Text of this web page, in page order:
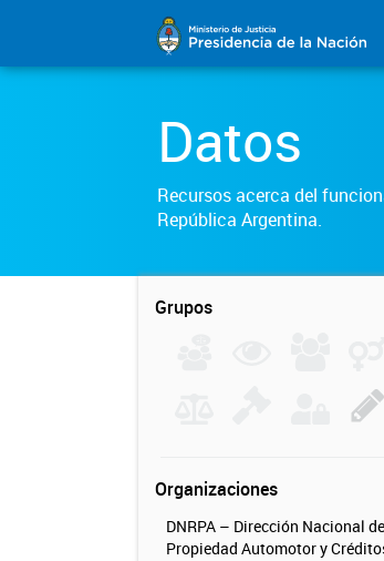
Datos
Recursos acerca del
República Argentina.
Grupos
Organizaciones
DNRPA – Dirección Nacional
Propiedad Automotor y